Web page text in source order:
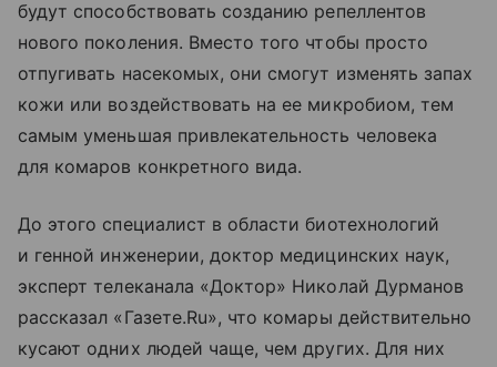
будут способствовать созданию репеллентов
нового поколения. Вместо того чтобы просто
отпугивать насекомых, они смогут изменять запах
кожи или воздействовать на ее микробиом, тем
самым уменьшая привлекательность человека
для комаров конкретного вида.
До этого специалист в области биотехнологий
и генной инженерии, доктор медицинских наук,
эксперт телеканала «Доктор» Николай Дурманов
рассказал «Газете.Ru», что комары действительно
кусают одних людей чаще, чем других. Для них